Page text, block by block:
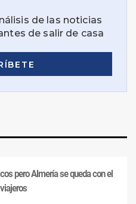
pero Almería se queda con el